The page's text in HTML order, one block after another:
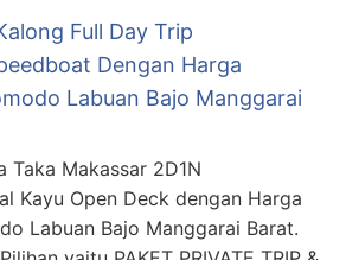
Full Day Trip
Dengan Harga
Labuan Bajo Manggarai
Taka Makassar 2D1N
Kayu Open Deck dengan Harga
Labuan Bajo Manggarai Barat.